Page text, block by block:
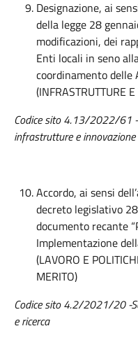
Designazione, ai
della legge 28
modificazioni, dei
Enti locali in seno
coordinamento
(INFRASTRUTTURE
Codice sito 4.13/2022/61
infrastrutture e innovazione
Accordo, ai sensi
decreto legislativo
documento recante
Implementazione
(LAVORO E
MERITO)
Codice sito4.2/2021/20-
e ricerca